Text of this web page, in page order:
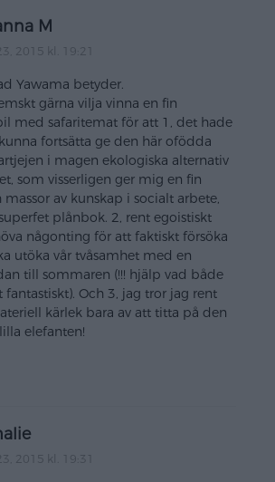
M
2015 kl. 19:21
Yawama betyder.
gärna vilja vinna en fin
med safaritemat för att 1, det hade
fortsätta ge den här ofödda
i magen ekologiska alternativ
som visserligen ger mig en fin
av kunskap i socialt arbete,
plånbok. 2, rent egoistiskt
någonting för att faktiskt försöka
utöka vår tvåsamhet med en
till sommaren (!!! hjälp vad både
Och 3, jag tror jag rent
kärlek bara av att titta på den
elefanten!
2015 kl. 19:31